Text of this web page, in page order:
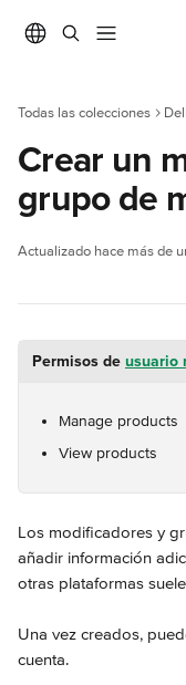
Todas las colecciones
Crear un
grupo de
Actualizado hace más de
Permisos de usuario
Manage products
View products
Los modificadores y
añadir información
otras plataformas
Una vez creados,
cuenta.